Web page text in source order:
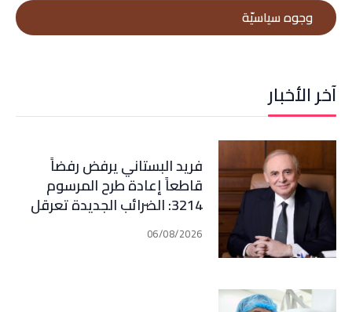
وجوه سياسيّة
آخر الأخبار
فريد البستاني يرفض رفضاً
قاطعاً إعادة طرح المرسوم
3214: الضرائب الجديدة تعرقل
التعافي الاقتصادي وتناقض
مبدأ الشراكة
06/08/2026